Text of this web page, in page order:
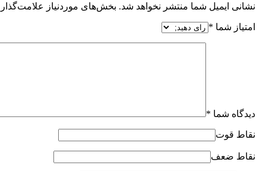
نشانی ایمیل شما منتشر نخواهد شد. بخش‌های موردنیاز
امتیاز شما *
دیدگاه شما *
نقاط قوت
نقاط ضعف